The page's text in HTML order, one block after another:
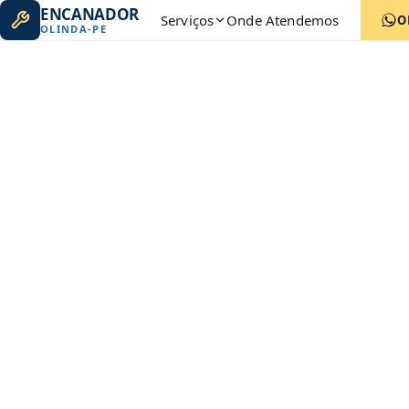
ENCANADOR
OLINDA-PE Serviços Onde Atendemos